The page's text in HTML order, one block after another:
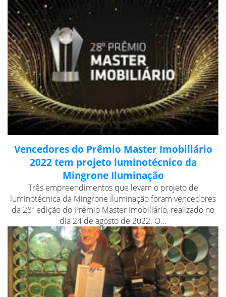
Vencedores do Prêmio Master Imobiliário
2022 tem projeto luminotécnico da
Mingrone Iluminação
Três empreendimentos que levam o projeto de
luminotécnica da Mingrone Iluminação foram vencedores
da 28ª edição do Prêmio Master Imobiliário, realizado no
dia 24 de agosto de 2022. O...